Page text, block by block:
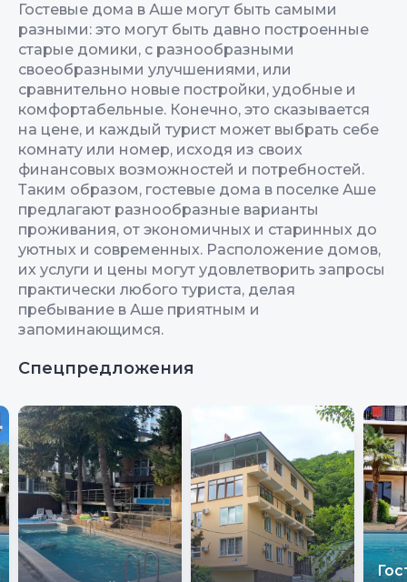
Гостевые дома в Аше могут быть самыми
разными: это могут быть давно построенные
старые домики, с разнообразными
своеобразными улучшениями, или
сравнительно новые постройки, удобные и
комфортабельные. Конечно, это сказывается
на цене, и каждый турист может выбрать себе
комнату или номер, исходя из своих
финансовых возможностей и потребностей.
Таким образом, гостевые дома в поселке Аше
предлагают разнообразные варианты
проживания, от экономичных и старинных до
уютных и современных. Расположение домов,
их услуги и цены могут удовлетворить запросы
практически любого туриста, делая
пребывание в Аше приятным и
запоминающимся.
Спецпредложения